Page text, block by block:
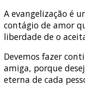
A evangelização é
contágio de amor
liberdade de o
Devemos fazer
amiga, porque
eterna de cada